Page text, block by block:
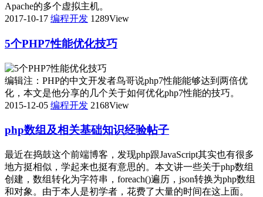
Apache的多个虚拟主机。
2017-10-17 编程开发 1289View
5个PHP7性能优化技巧
编辑注：PHP的中文开发者鸟哥说php7性能能够达到两倍优
化，本文是他分享的几个关于如何优化php7性能的技巧。
2015-12-05 编程开发 2168View
php数组及相关基础知识经验帖子
最近在捣鼓这个前端博客，发现php跟JavaScript其实也有很多
地方挺相似，学起来也挺有意思的。本文讲一些关于php数组
创建，数组转化为字符串，foreach()遍历，json转换为php数组
和对象。由于本人是初学者，花费了大量的时间在这上面。